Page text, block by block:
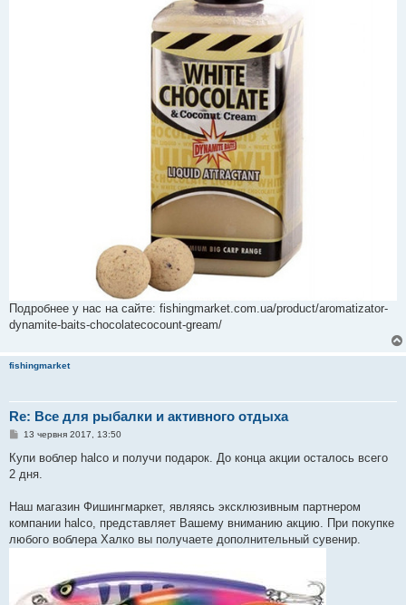
Подробнее у нас на сайте: fishingmarket.com.ua/product/aromatizator-
dynamite-baits-chocolatecocount-gream/
fishingmarket
Re: Все для рыбалки и активного отдыха
П
в
і
д
л
е
н
13 червня 2017, 13:50
Купи воблер halco и получи подарок. До конца акции осталось всего
2 дня.
Наш магазин Фишингмаркет, являясь эксклюзивным партнером
компании halco, представляет Вашему вниманию акцию. При покупке
любого воблера Халко вы получаете дополнительный сувенир.